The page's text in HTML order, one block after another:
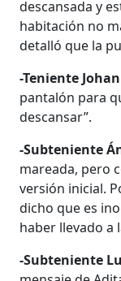
descansada y
habitación no
detalló que la
-Teniente
pantalón para
descansar”.
-Subteniente
mareada, pero
versión inicial.
dicho que es
haber llevado a
-Subteniente